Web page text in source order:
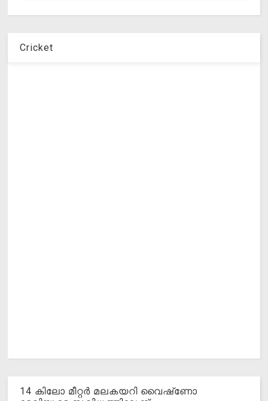
Cricket
14 കിലോ മീറ്റര്‍ മലകയറി വൈഷ്‌ണോ